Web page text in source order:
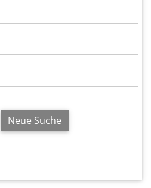
Neue Suche